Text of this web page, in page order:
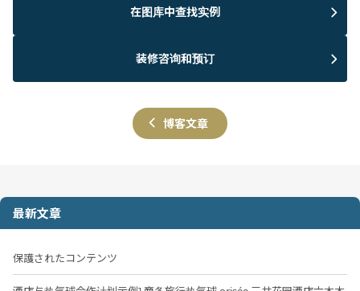
最新文章
保護されたコンテンツ
在图库中查找实例
装修咨询和预订
博客文章